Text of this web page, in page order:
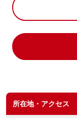
所在地・アクセス